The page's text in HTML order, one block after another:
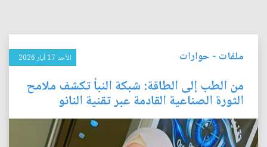
ملفات - حوارات الأحد 17 آيار 2026
من الطب إلى الطاقة: شبكة النبأ تكشف ملامح
الثورة الصناعية القادمة عبر تقنية النانو